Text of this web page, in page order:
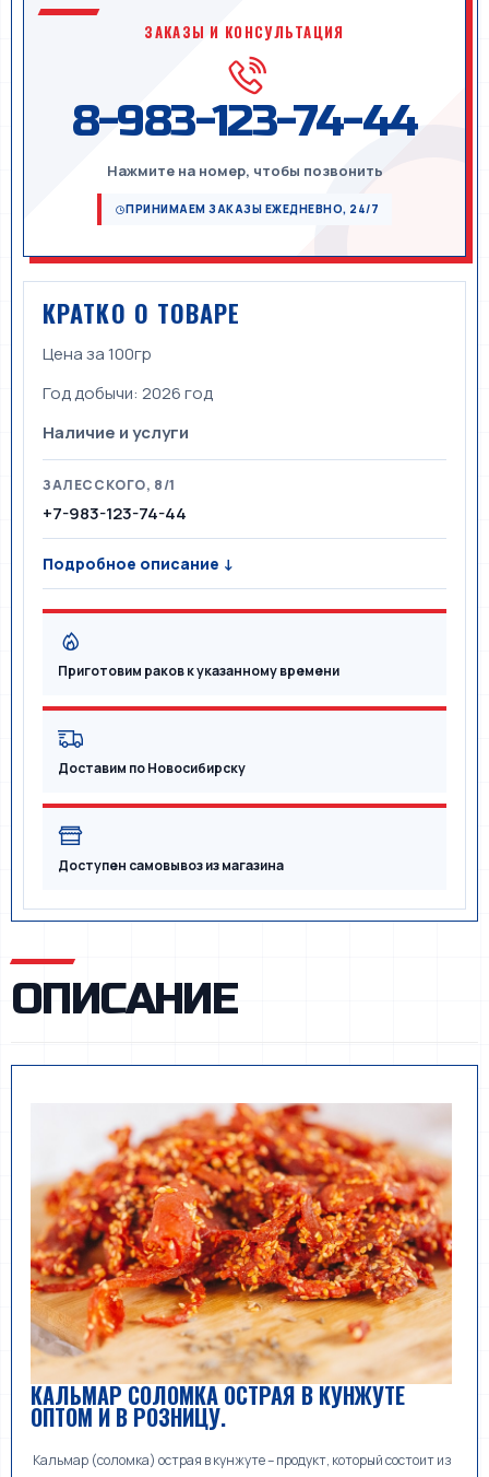
ЗАКАЗЫ И КОНСУЛЬТАЦИЯ
8-983-123-74-44
Нажмите на номер, чтобы позвонить
ПРИНИМАЕМ ЗАКАЗЫ ЕЖЕДНЕВНО, 24/7
КРАТКО О ТОВАРЕ
Цена за 100гр
Год добычи: 2026 год
Наличие и услуги
ЗАЛЕССКОГО, 8/1
+7-983-123-74-44
Подробное описание ↓
Приготовим раков к указанному времени
Доставим по Новосибирску
Доступен самовывоз из магазина
ОПИСАНИЕ
КАЛЬМАР СОЛОМКА ОСТРАЯ В КУНЖУТЕ
ОПТОМ И В РОЗНИЦУ.
Кальмар (соломка) острая в кунжуте – продукт, который состоит из